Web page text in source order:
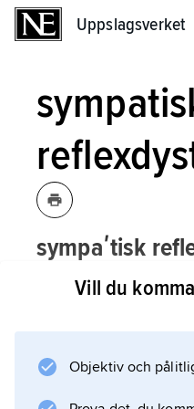
Uppslagsverket
sympaʹtisk
långvarig, ofta
funktionsstörande
skada, oftast i
Termen har sitt
Vill du
Objektiv och